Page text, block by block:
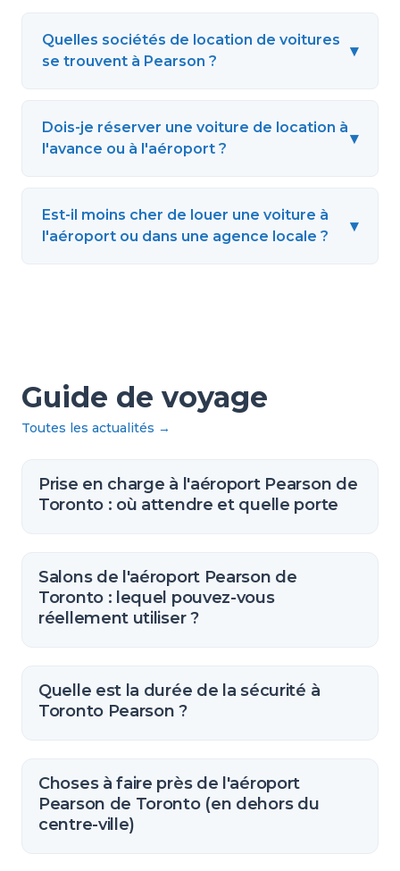
Quelles sociétés de location de voitures
se trouvent à Pearson ?
▾
Dois-je réserver une voiture de location à
l'avance ou à l'aéroport ?
▾
Est-il moins cher de louer une voiture à
l'aéroport ou dans une agence locale ?
▾
Guide de voyage
Toutes les actualités →
Prise en charge à l'aéroport Pearson de
Toronto : où attendre et quelle porte
Salons de l'aéroport Pearson de
Toronto : lequel pouvez-vous
réellement utiliser ?
Quelle est la durée de la sécurité à
Toronto Pearson ?
Choses à faire près de l'aéroport
Pearson de Toronto (en dehors du
centre-ville)